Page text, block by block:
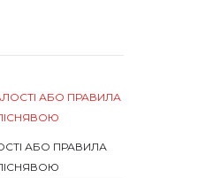
АБО ПРАВИЛА